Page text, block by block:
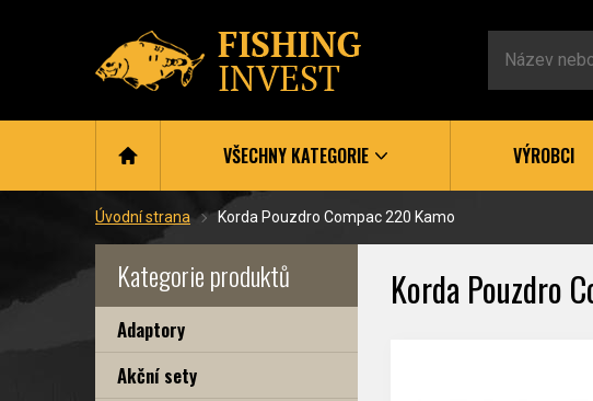
VŠECHNY KATEGORIE VÝROBCI
Úvodní strana Korda Pouzdro Compac 220 Kamo
Kategorie produktů
Adaptory
Akční sety
Korda Pouzdro